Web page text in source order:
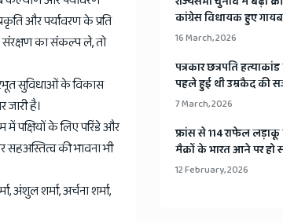
और पर्यावरण के प्रति
संरक्षण का संकल्प ले, तो
सुविधाओं के विकास
है।
पक्षियों के लिए परिंडे और
की भावना भी
अंशुल शर्मा, अर्चना शर्मा,
कांग्रेस विधायक हुए गायब
16 March, 2026
​पत्रकार छत्रपति
पहले हुई थी उम्रकैद की
7 March, 2026
​फ्रांस से 114 राफेल लड़ाकू
मैक्रों के भारत आने पर
12 February, 2026